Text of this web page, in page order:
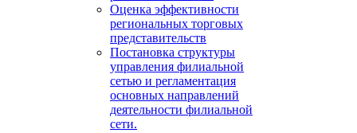
Оценка эффективности
региональных торговых
представительств
Постановка структуры
управления филиальной
сетью и регламентация
основных направлений
деятельности филиальной
сети.